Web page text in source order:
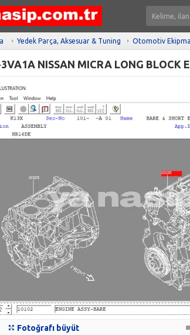
Yedek Parça, Aksesuar & Tuning Otomotiv
NISSAN MICRA LONG BLOCK
Fotoğrafı büyüt